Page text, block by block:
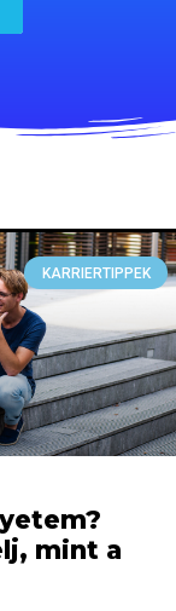
KARRIERTIPPEK
mint a